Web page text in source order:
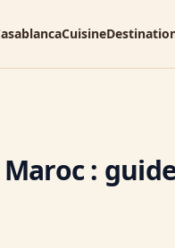
Cuisine
: